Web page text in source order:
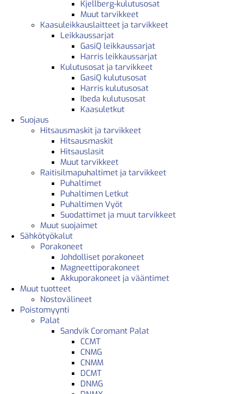
Kjellberg-kulutusosat
Muut tarvikkeet
Kaasuleikkauslaitteet ja tarvikkeet
Leikkaussarjat
GasiQ leikkaussarjat
Harris leikkaussarjat
Kulutusosat ja tarvikkeet
GasiQ kulutusosat
Harris kulutusosat
Ibeda kulutusosat
Kaasuletkut
Suojaus
Hitsausmaskit ja tarvikkeet
Hitsausmaskit
Hitsauslasit
Muut tarvikkeet
Raitisilmapuhaltimet ja tarvikkeet
Puhaltimet
Puhaltimen Letkut
Puhaltimen Vyöt
Suodattimet ja muut tarvikkeet
Muut suojaimet
Sähkötyökalut
Porakoneet
Johdolliset porakoneet
Magneettiporakoneet
Akkuporakoneet ja vääntimet
Muut tuotteet
Nostovälineet
Poistomyynti
Palat
Sandvik Coromant Palat
CCMT
CNMG
CNMM
DCMT
DNMG